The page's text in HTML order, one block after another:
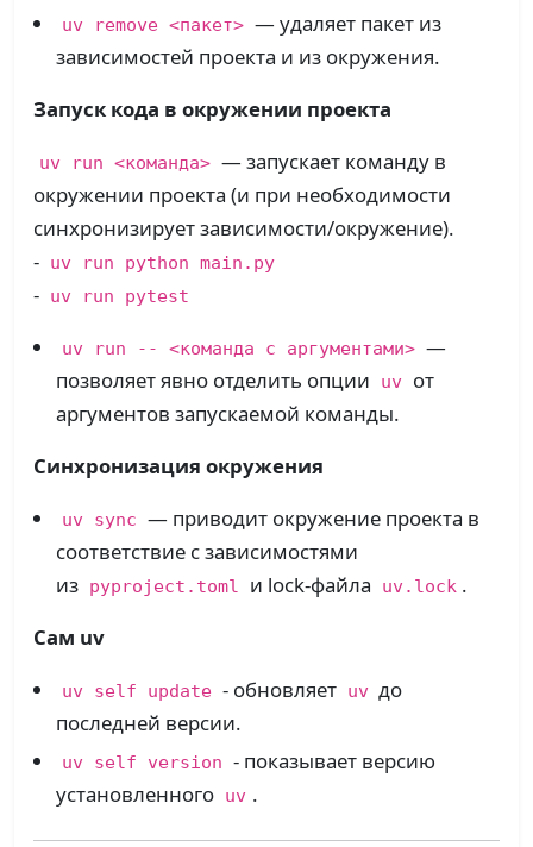
uv remove <пакет> — удаляет пакет из
зависимостей проекта и из окружения.​
Запуск кода в окружении проекта
uv run <команда> — запускает команду в
окружении проекта (и при необходимости
синхронизирует зависимости/окружение).
- uv run python main.py
- uv run pytest
uv run -- <команда с аргументами> —
позволяет явно отделить опции
uv от
аргументов запускаемой команды.
Синхронизация окружения
uv sync — приводит окружение проекта в
соответствие с зависимостями
из pyproject.toml и lock-файла uv.lock .
Сам uv
uv self update - обновляет uv до
последней версии.
uv self version - показывает версию
установленного uv .